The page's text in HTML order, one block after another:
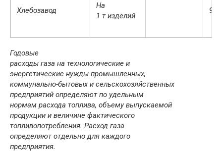
Хлебозавод
На
1 т изделий
Годовые
расходы газа на технологические и
энергетические нужды промышленных,
коммунально-бытовых и сельскохозяйственных
предприятий оп­ределяют по удельным
нормам расхода топлива, объему выпускаемой
продук­ции и величине фактического
топливопотребления. Расход газа
определяют от­дельно для каждого
предприятия.